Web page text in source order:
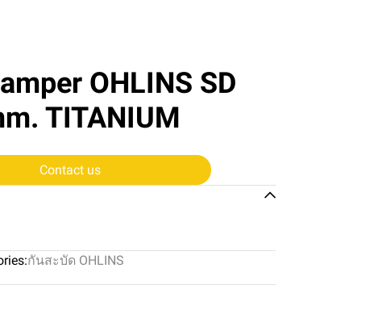
OHLINS SD
TITANIUM
Contact us
กันสะบัด OHLINS